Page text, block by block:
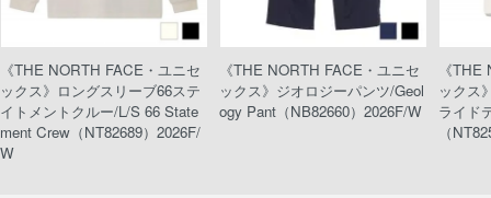
《THE NORTH FACE・ユニセ
ックス》ロングスリーブ66ステ
イトメントクルー/L/S 66 State
ment Crew（NT82689）2026F/
W
《THE NORTH FACE・ユニセ
ックス》ジオロジーパンツ/Geol
ogy Pant（NB82660）2026F/W
《
ックス
ライド
（